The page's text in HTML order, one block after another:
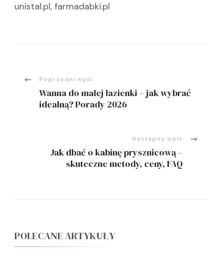
unistal.pl, farmadabki.pl
Nawigacja
wpisu
Poprzedni wpis
Wanna do małej łazienki – jak wybrać
idealną? Porady 2026
Następny wpis
Jak dbać o kabinę prysznicową –
skuteczne metody, ceny, FAQ
POLECANE ARTYKUŁY